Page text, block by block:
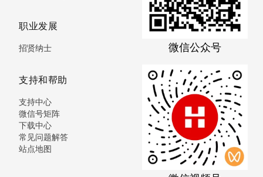
职业发展
招贤纳士
支持和帮助
支持中心
微信号矩阵
下载中心
常见问题解答
站点地图
微信公众号